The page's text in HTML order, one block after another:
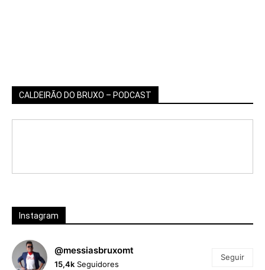
CALDEIRÃO DO BRUXO – PODCAST
Instagram
@messiasbruxomt
15,4k Seguidores
Seguir